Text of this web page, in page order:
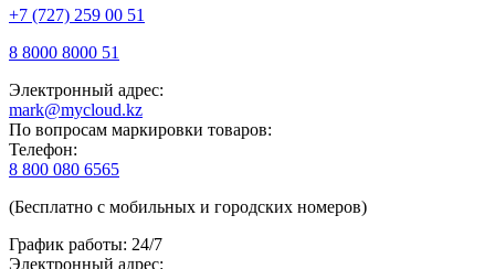
+7 (727) 259 00 51
8 8000 8000 51
Электронный адрес:
mark@mycloud.kz
По вопросам маркировки товаров:
Телефон:
8 800 080 6565
(Бесплатно с мобильных и городских номеров)
График работы: 24/7
Электронный адрес: